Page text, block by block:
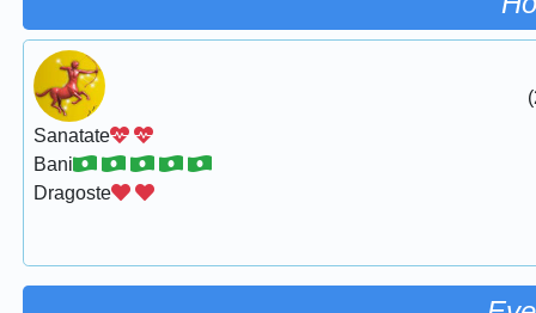
Sanatate
Bani
Dragoste